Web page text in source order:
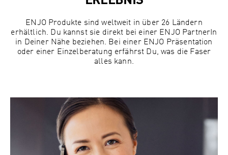
ENJO Produkte sind weltweit in über 26 Ländern
erhältlich. Du kannst sie direkt bei einer ENJO PartnerIn
in Deiner Nähe beziehen. Bei einer ENJO Präsentation
oder einer Einzelberatung erfährst Du, was die Faser
alles kann.